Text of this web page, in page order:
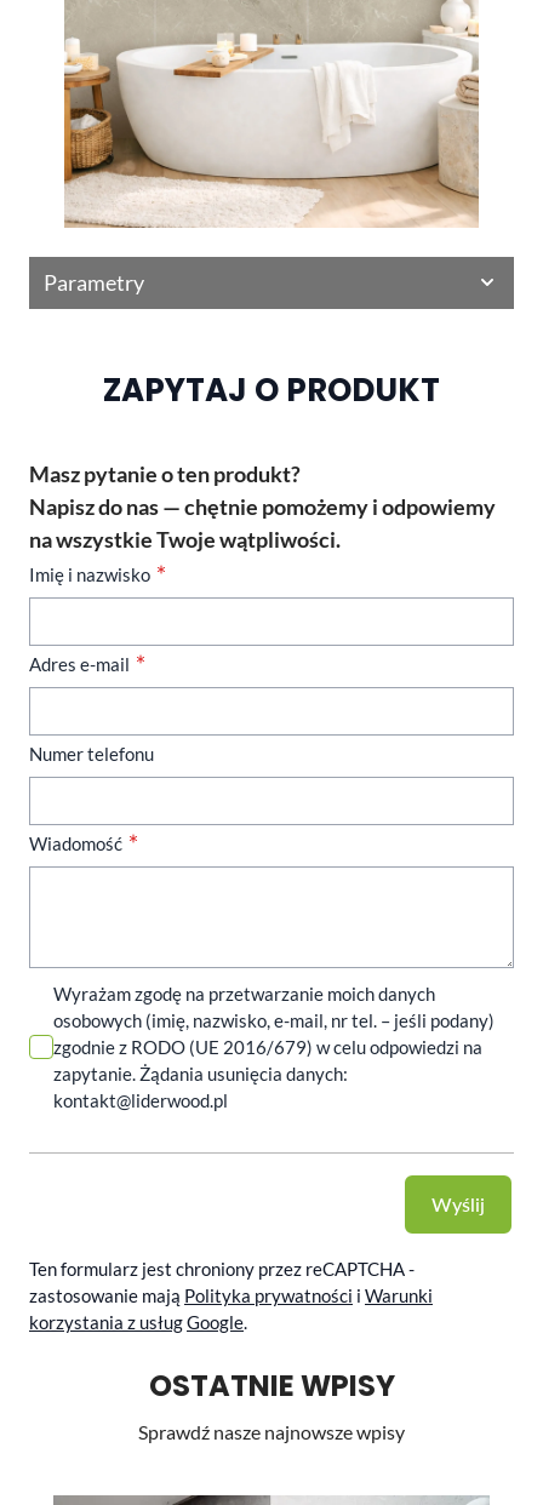
Parametry
ZAPYTAJ O PRODUKT
Masz pytanie o ten produkt?
Napisz do nas — chętnie pomożemy i odpowiemy
na wszystkie Twoje wątpliwości.
Imię i nazwisko
Adres e-mail
Numer telefonu
Wiadomość
Wyrażam zgodę na przetwarzanie moich danych
osobowych (imię, nazwisko, e-mail, nr tel. – jeśli podany)
zgodnie z RODO (UE 2016/679) w celu odpowiedzi na
zapytanie. Żądania usunięcia danych:
kontakt@liderwood.pl
Wyślij
Ten formularz jest chroniony przez reCAPTCHA -
zastosowanie mają Polityka prywatności i Warunki
korzystania z usługGoogle.
OSTATNIE WPISY
Sprawdź nasze najnowsze wpisy